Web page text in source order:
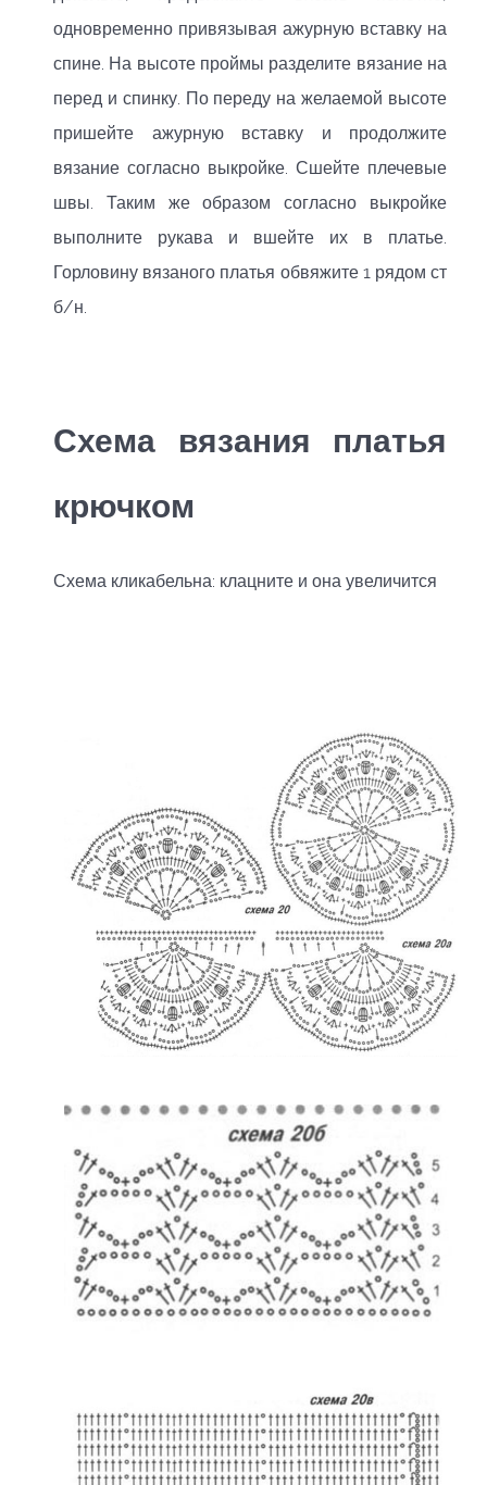
одновременно привязывая ажурную вставку на
спине. На высоте проймы разделите вязание на
перед и спинку. По переду на желаемой высоте
пришейте ажурную вставку и продолжите
вязание согласно выкройке. Сшейте плечевые
швы. Таким же образом согласно выкройке
выполните рукава и вшейте их в платье.
Горловину вязаного платья обвяжите 1 рядом ст
б/н.
Схема вязания платья
крючком
Схема кликабельна: клацните и она увеличится